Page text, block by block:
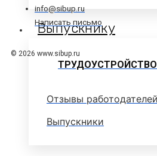
Выпускнику
Отзывы работодателей
Выпускники
info@sibup.ru
Написать письмо
© 2026 www.sibup.ru